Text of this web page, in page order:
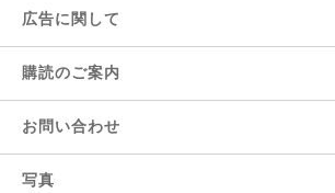
広告に関して
購読のご案内
お問い合わせ
写真